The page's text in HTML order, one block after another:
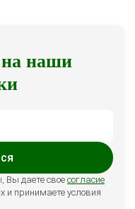
наши
даете свое согласие
и принимаете условия